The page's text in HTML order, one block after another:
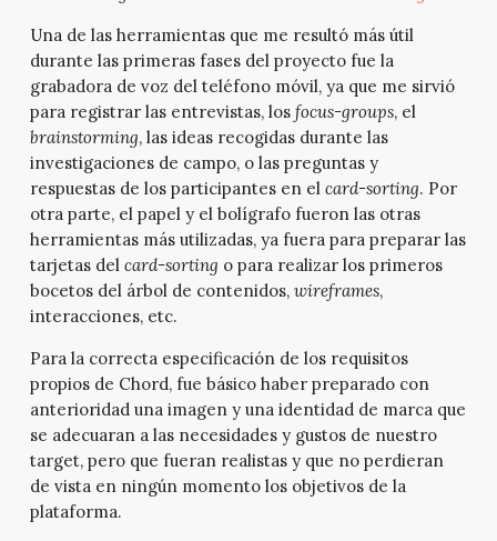
Una de las herramientas que me resultó más útil
durante las primeras fases del proyecto fue la
grabadora de voz del teléfono móvil, ya que me sirvió
para registrar las entrevistas, los focus-groups, el
brainstorming, las ideas recogidas durante las
investigaciones de campo, o las preguntas y
respuestas de los participantes en el card-sorting. Por
otra parte, el papel y el bolígrafo fueron las otras
herramientas más utilizadas, ya fuera para preparar las
tarjetas del card-sorting o para realizar los primeros
bocetos del árbol de contenidos, wireframes,
interacciones, etc.
Para la correcta especificación de los requisitos
propios de Chord, fue básico haber preparado con
anterioridad una imagen y una identidad de marca que
se adecuaran a las necesidades y gustos de nuestro
target, pero que fueran realistas y que no perdieran
de vista en ningún momento los objetivos de la
plataforma.